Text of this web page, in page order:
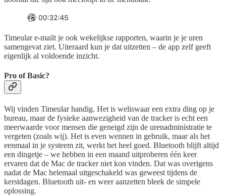
Timeular e-mailt je ook wekelijkse rapporten, waarin je je uren
samengevat ziet. Uiteraard kun je dat uitzetten – de app zelf geeft
eigenlijk al voldoende inzicht.
Pro of Basic?
Wij vinden Timeular handig. Het is weliswaar een extra ding op je
bureau, maar de fysieke aanwezigheid van de tracker is echt een
meerwaarde voor mensen die geneigd zijn de urenadministratie te
vergeten (zoals wij). Het is even wennen in gebruik, maar als het
eenmaal in je systeem zit, werkt het heel goed. Bluetooth blijft altijd
een dingetje – we hebben in een maand uitproberen één keer
ervaren dat de Mac de tracker niet kon vinden. Dat was overigens
nadat de Mac helemaal uitgeschakeld was geweest tijdens de
kerstdagen. Bluetooth uit- en weer aanzetten bleek de simpele
oplossing.